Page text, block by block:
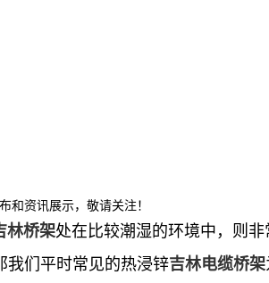
和资讯展示，敬请关注！
林桥架处在比较潮湿的环境中，则
我们平时常见的热浸锌吉林电缆桥架